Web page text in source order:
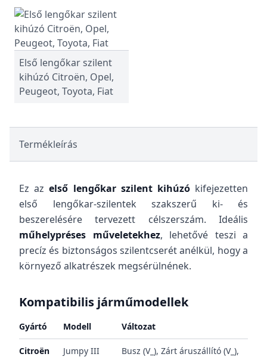
Első lengőkar szilent
kihúzó Citroën, Opel,
Peugeot, Toyota, Fiat
Termékleírás
Ez azelső lengőkar szilent kihúzókifejezetten
első lengőkar-szilentek szakszerű ki- és
beszerelésére tervezett célszerszám. Ideális
műhelypréses műveletekhez, lehetővé teszi a
precíz és biztonságos szilentcserét anélkül, hogy a
környező alkatrészek megsérülnének.
Kompatibilis járműmodellek
Gyártó Modell Változat
Citroën Jumpy III
Busz (V_), Zárt áruszállító (V_),